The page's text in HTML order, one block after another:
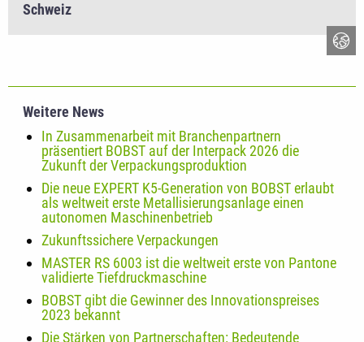
Schweiz
Weitere News
In Zusammenarbeit mit Branchenpartnern
präsentiert BOBST auf der Interpack 2026 die
Zukunft der Verpackungsproduktion
Die neue EXPERT K5-Generation von BOBST erlaubt
als weltweit erste Metallisierungsanlage einen
autonomen Maschinenbetrieb
Zukunftssichere Verpackungen
MASTER RS 6003 ist die weltweit erste von Pantone
validierte Tiefdruckmaschine
BOBST gibt die Gewinner des Innovationspreises
2023 bekannt
Die Stärken von Partnerschaften: Bedeutende